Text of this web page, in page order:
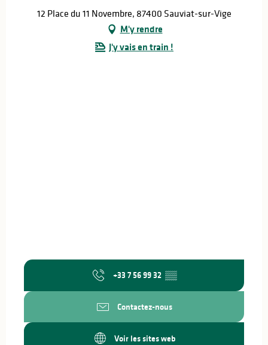
12 Place du 11 Novembre, 87400 Sauviat-sur-Vige
M'y rendre
J'y vais en train !
+33 7 56 99 32 ▒▒
Contactez-nous
Voir les sites web